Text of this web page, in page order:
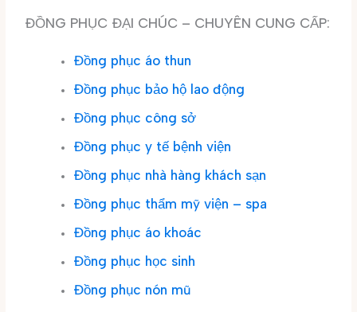
ĐỒNG PHỤC ĐẠI CHÚC – CHUYÊN CUNG CẤP:
Đồng phục áo thun
Đồng phục bảo hộ lao động
Đồng phục công sở
Đồng phục y tế bệnh viện
Đồng phục nhà hàng khách sạn
Đồng phục thẩm mỹ viện – spa
Đồng phục áo khoác
Đồng phục học sinh
Đồng phục nón mũ